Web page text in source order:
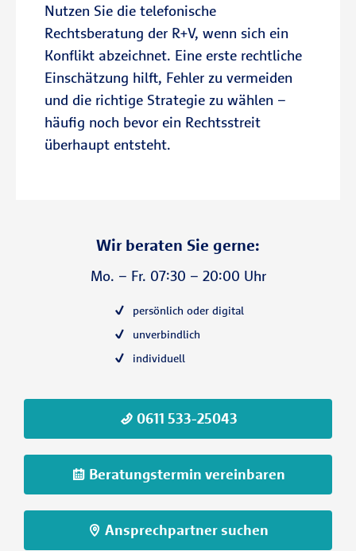
Nutzen Sie die telefonische
Rechtsberatung der R+V, wenn sich ein
Konflikt abzeichnet. Eine erste rechtliche
Einschätzung hilft, Fehler zu vermeiden
und die richtige Strategie zu wählen –
häufig noch bevor ein Rechtsstreit
überhaupt entsteht.
Wir beraten Sie gerne:
Mo. – Fr. 07:30 – 20:00 Uhr
persönlich oder digital
unverbindlich
individuell
0611 533-25043
Beratungstermin vereinbaren
Ansprechpartner suchen